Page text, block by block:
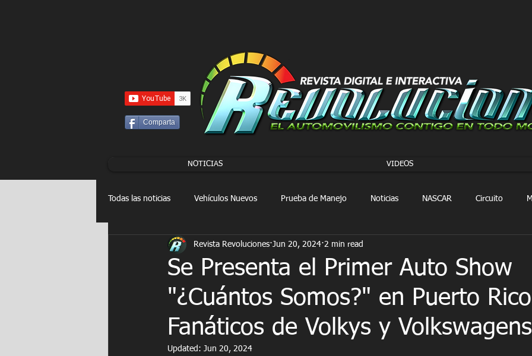
Comparta
NOTICIAS VIDEOS
Todas las noticias Vehículos Nuevos Prueba de Manejo Noticias NASCAR Circuito
Drag Racing FORMULA E FORMULA 1 Extreme E
Se Presenta el Primer Auto Show
"¿Cuántos Somos?" en Puerto
Fanáticos de Volkys y Volkswagens
Revista Revoluciones Jun 20, 2024 2 min read
Updated: Jun 20, 2024